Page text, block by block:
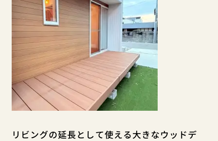
リビングの延長として使える大きなウッドデ